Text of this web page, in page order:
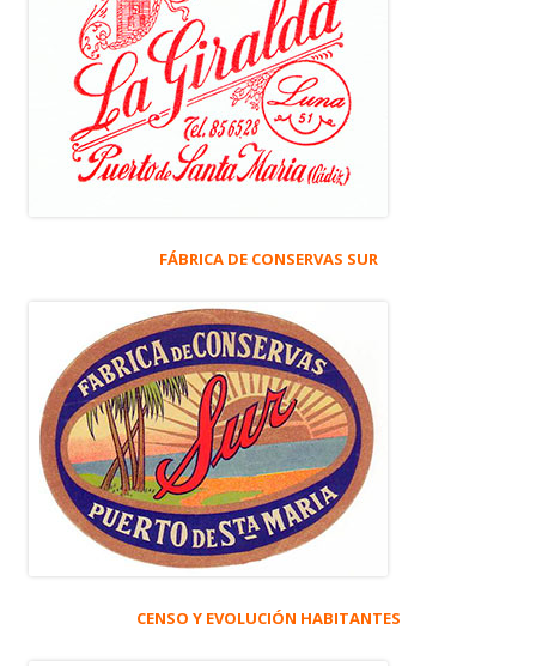
FÁBRICA DE CONSERVAS SUR
CENSO Y EVOLUCIÓN HABITANTES